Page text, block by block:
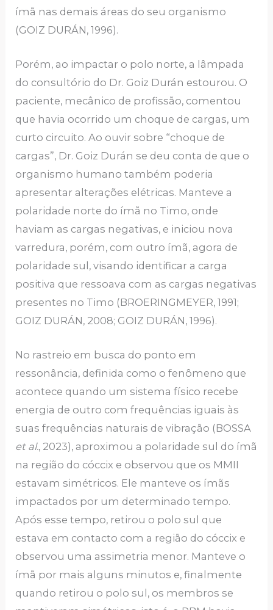
ímã nas demais áreas do seu organismo
(GOIZ DURÁN, 1996).
Porém, ao impactar o polo norte, a lâmpada
do consultório do Dr. Goiz Durán estourou. O
paciente, mecânico de profissão, comentou
que havia ocorrido um choque de cargas, um
curto circuito. Ao ouvir sobre “choque de
cargas”, Dr. Goiz Durán se deu conta de que o
organismo humano também poderia
apresentar alterações elétricas. Manteve a
polaridade norte do ímã no Timo, onde
haviam as cargas negativas, e iniciou nova
varredura, porém, com outro ímã, agora de
polaridade sul, visando identificar a carga
positiva que ressoava com as cargas negativas
presentes no Timo (BROERINGMEYER, 1991;
GOIZ DURÁN, 2008; GOIZ DURÁN, 1996).
No rastreio em busca do ponto em
ressonância, definida como o fenômeno que
acontece quando um sistema físico recebe
energia de outro com frequências iguais às
suas frequências naturais de vibração (BOSSA
et al., 2023), aproximou a polaridade sul do ímã
na região do cóccix e observou que os MMII
estavam simétricos. Ele manteve os ímãs
impactados por um determinado tempo.
Após esse tempo, retirou o polo sul que
estava em contacto com a região do cóccix e
observou uma assimetria menor. Manteve o
ímã por mais alguns minutos e, finalmente
quando retirou o polo sul, os membros se